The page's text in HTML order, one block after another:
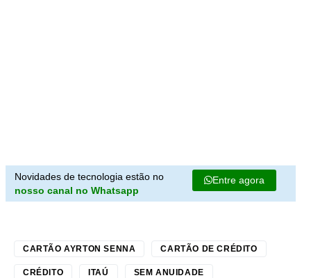
Novidades de tecnologia estão no
nosso canal no Whatsapp
Entre agora
CARTÃO AYRTON SENNA CARTÃO DE CRÉDITO
CRÉDITO ITAÚ SEM ANUIDADE